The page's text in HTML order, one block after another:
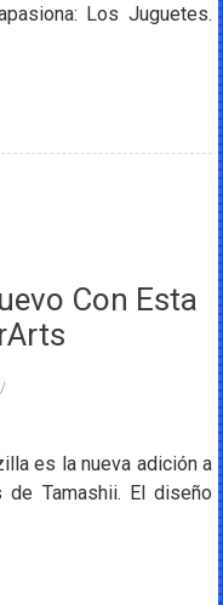
Los Juguetes.
Con Esta
es la nueva adición a
Tamashii. El diseño